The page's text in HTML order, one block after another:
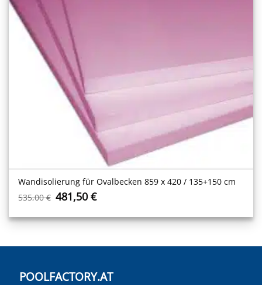
Wandisolierung für Ovalbecken 859 x 420 / 135+150 cm
535,00€ Ursprünglicher
Preis
war:
535,00 €
481,50€Aktueller
ist:
481,50 €.
POOLFACTORY.AT